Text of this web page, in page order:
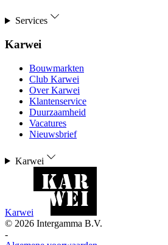
Services
Karwei
Bouwmarkten
Club Karwei
Over Karwei
Klantenservice
Duurzaamheid
Vacatures
Nieuwsbrief
Karwei
Karwei
© 2026 Intergamma B.V.
-